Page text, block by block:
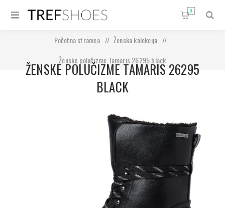
0
Početna stranica / Ženska kolekcija
/
Ženske polučizme Tamaris 26295 black
ŽENSKE POLUČIZME TAMARIS 26295
BLACK